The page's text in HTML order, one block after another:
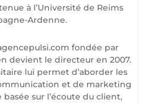
à l’Université de Reims
Ardenne.
fondée par
devient le directeur en 2007.
lui permet d’aborder les
et de marketing
sur l’écoute du client,